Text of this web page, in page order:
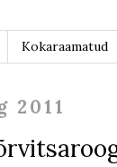
Kokaraamatud
2011